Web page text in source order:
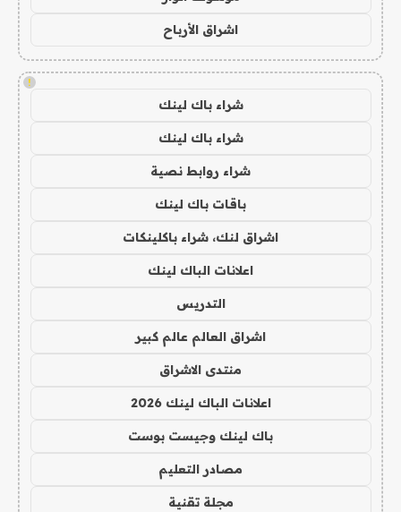
اشراق الأرباح
!
شراء باك لينك
شراء باك لينك
شراء روابط نصية
باقات باك لينك
اشراق لنك، شراء باكلينكات
اعلانات الباك لينك
التدريس
اشراق العالم عالم كبير
منتدى الاشراق
اعلانات الباك لينك 2026
باك لينك وجيست بوست
مصادر التعليم
مجلة تقنية